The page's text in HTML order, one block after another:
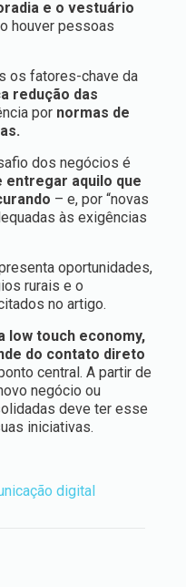
e o vestuário
houver pessoas
os fatores-chave da
redução das
por normas de
dos negócios é
aquilo que
– e, por “novas
às exigências
oportunidades,
rurais e o
no artigo.
low touch economy,
do contato direto
central. A partir de
negócio ou
deve ter esse
iniciativas.